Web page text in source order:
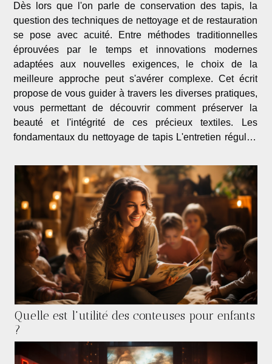
Dès lors que l'on parle de conservation des tapis, la
question des techniques de nettoyage et de restauration
se pose avec acuité. Entre méthodes traditionnelles
éprouvées par le temps et innovations modernes
adaptées aux nouvelles exigences, le choix de la
meilleure approche peut s'avérer complexe. Cet écrit
propose de vous guider à travers les diverses pratiques,
vous permettant de découvrir comment préserver la
beauté et l'intégrité de ces précieux textiles. Les
fondamentaux du nettoyage de tapis L'entretien régulier
prolonger sa...
Quelle est l'utilité des conteuses pour enfants
?